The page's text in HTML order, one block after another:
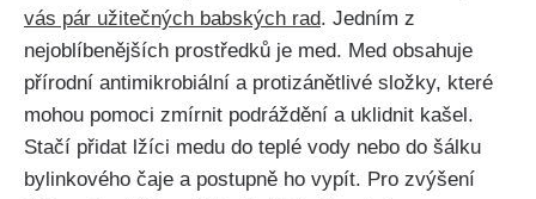
vás pár užitečných ⁣babských rad. Jedním z
nejoblíbenějších prostředků je med. Med obsahuje
přírodní antimikrobiální⁢ a protizánětlivé složky, které
mohou pomoci ⁣zmírnit podráždění a uklidnit kašel.
Stačí přidat lžíci medu do teplé vody‍ nebo do šálku
bylinkového čaje a postupně ho vypít. Pro zvýšení